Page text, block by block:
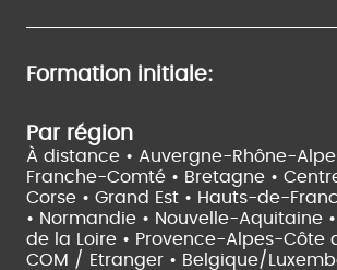
Formation initiale:
Par région
À distance • Auvergne-Rhône-
Franche-Comté • Bretagne •
Corse • Grand Est • Hauts-de-
• Normandie • Nouvelle-Aquitaine •
de la Loire • Provence-Alpes-Côte
COM / Etranger • Belgique/